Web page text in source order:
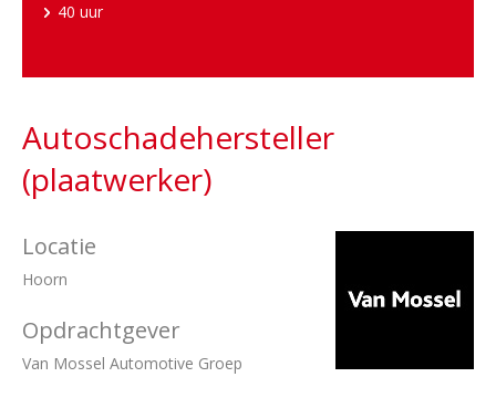
40 uur
Autoschadehersteller
(plaatwerker)
Locatie
Hoorn
Opdrachtgever
Van Mossel Automotive Groep